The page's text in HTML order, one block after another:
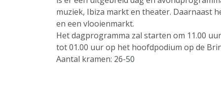
muziek, Ibiza markt en theater. Daarnaast
en een vlooienmarkt.
Het dagprogramma zal starten om 11.00
tot 01.00 uur op het hoofdpodium op de
Aantal kramen: 26-50